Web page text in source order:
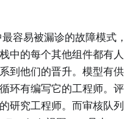
容易被漏诊的故障模式，
中的每个其他组件都有人
到他们的晋升。模型有供
环有编写它的工程师。评
研究工程师。而审核队列